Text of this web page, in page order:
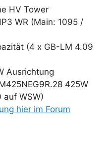
HV Tower
WR (Main: 1095 /
(4 x GB-LM 4.09
Ausrichtung
425W
auf WSW)
hier im Forum